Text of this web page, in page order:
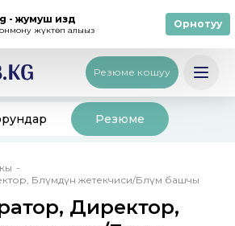
- жумуш издөө
жүктөп алыңыз Орнотуу
Резюме кошуу
Русский
Резюме
Бөлүмдүн жетекчиси/Бөлүм башчы
Директор,